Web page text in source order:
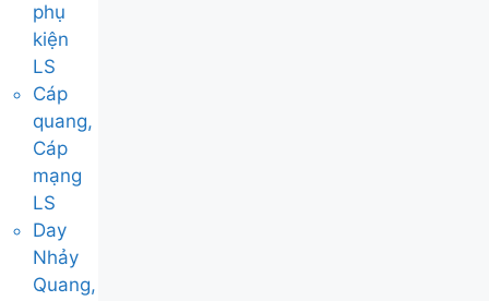
phụ
kiện
LS
Cáp
quang,
Cáp
mạng
LS
Day
Nhảy
Quang,